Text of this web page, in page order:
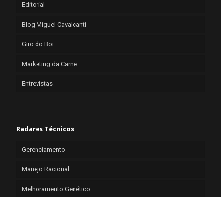
Editorial
Blog Miguel Cavalcanti
Giro do Boi
Marketing da Carne
Entrevistas
Radares Técnicos
Gerenciamento
Manejo Racional
Melhoramento Genético